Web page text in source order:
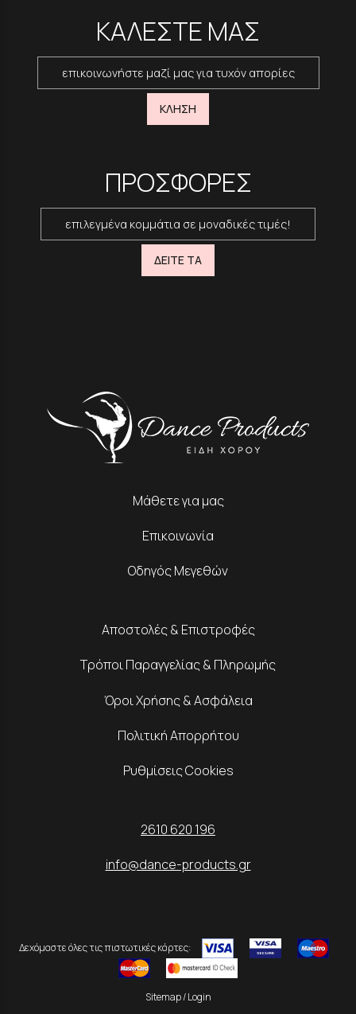
ΚΑΛΕΣΤΕ ΜΑΣ
επικοινωνήστε μαζί μας για τυχόν απορίες
ΚΛΗΣΗ
ΠΡΟΣΦΟΡΕΣ
επιλεγμένα κομμάτια σε μοναδικές τιμές!
ΔΕΙΤΕ ΤΑ
Μάθετε για μας
Επικοινωνία
Οδηγός Μεγεθών
Αποστολές & Επιστροφές
Τρόποι Παραγγελίας & Πληρωμής
Όροι Χρήσης & Ασφάλεια
Πολιτική Απορρήτου
Ρυθμίσεις Cookies
2610 620 196
info@dance-products.gr
Δεχόμαστε όλες τις πιστωτικές κάρτες:
Sitemap/Login